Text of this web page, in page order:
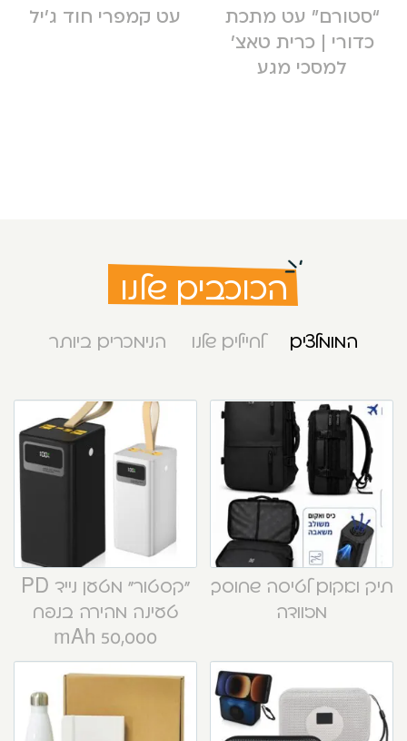
“סטורם” עט מתכת
כדורי | כרית טאצ’
למסכי מגע
עט קמפרי חוד ג’יל
הכוכבים שלנו
המומלצים לחיילים שלנו הנימכרים ביותר
תיק ואקום לטיסה שחוסך
מזוודה
“קסטור” מטען נייד PD
טעינה מהירה בנפח
50,000 mAh